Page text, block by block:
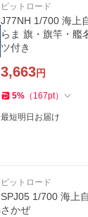
ピットロード
J77NH 1/700 海上
らま 旗・旗竿・艦
ツ付き
3,663円
5% （ 167pt）
最短明日お届け
ピットロード
SPJ05 1/700 海上
さかぜ